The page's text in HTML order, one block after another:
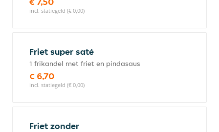
incl. statiegeld (€ 0,00)
Friet super saté
1 frikandel met friet en pindasaus
€ 6,70
incl. statiegeld (€ 0,00)
Friet zonder